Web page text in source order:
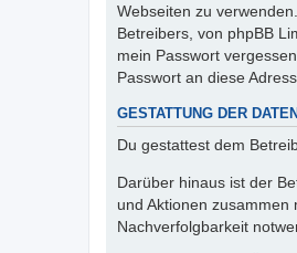
Webseiten zu
Betreibers, von phpBB
mein Passwort
Passwort an diese
GESTATTUNG DER
Du gestattest dem
Darüber hinaus ist der
und Aktionen
Nachverfolgbarkeit